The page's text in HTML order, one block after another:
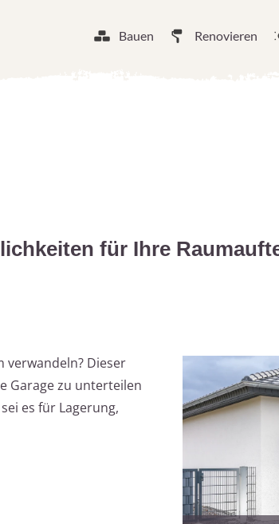
Bauen Renovieren
für Ihre
verwandeln? Dieser
Garage zu unterteilen
es für Lagerung,